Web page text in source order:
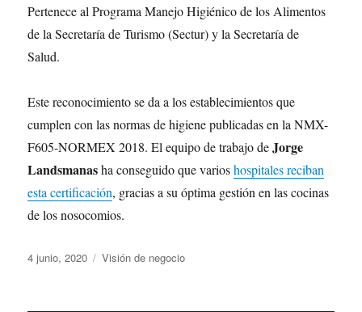
Pertenece al Programa Manejo Higiénico de los Alimentos
de la Secretaría de Turismo (Sectur) y la Secretaría de
Salud.
Este reconocimiento se da a los establecimientos que
cumplen con las normas de higiene publicadas en la NMX-
F605-NORMEX 2018. El equipo de trabajo deJorge
Landsmanasha conseguido que varioshospitales reciban
esta certificación, gracias a su óptima gestión en las cocinas
de los nosocomios.
Publicado
4 junio, 2020 Categorías
Visión de negocio